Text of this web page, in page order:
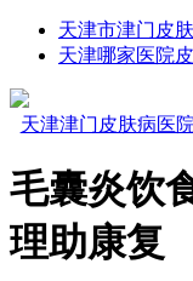
天津市津门皮
天津哪家医院
天津津门皮肤病医院
毛囊炎饮
理助康复